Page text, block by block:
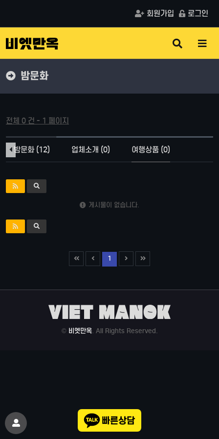
회원가입 로그인
검
색
버
메
버
밤문화
전체 0 건 - 1 페이지
밤문화 (12) 업체소개 (0) 여행상품 (0)
게시물이 없습니다.
1
© 비엣만옥. All Rights Reserved.
빠른상담